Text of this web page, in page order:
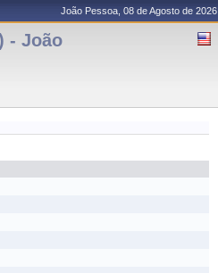
João Pessoa, 08 de Agosto de 2026
- João